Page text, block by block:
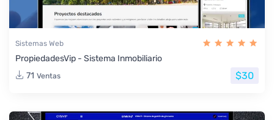
Sistemas Web
PropiedadesVip - Sistema Inmobiliario
71 Ventas $30